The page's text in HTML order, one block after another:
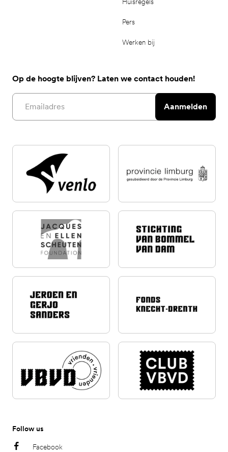
Pers
Werken bij
Op de hoogte blijven? Laten we contact houden!
Email address
Aanmelden
Follow us
Facebook